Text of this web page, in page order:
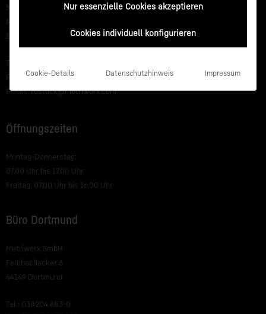
Metriworx GmbH
Neu Roggentiner Straße 61
18184 Rostock/Roggentin
Fax: 038204 683-205
E-Mail:rostock@metriworx.com
Öffnungszeiten
Montag-Donnerstag:
07.00 Uhr bis 17.00 Uhr
Freitag: 07.00 Uhr bis 16.00 Uhr
Büro Dortmund
Metriworx GmbH
Feldbachacker 6
44149 Dortmund
Tel.: 038204 683-0
Nur essenzielle Cookies akzeptieren
Cookies individuell konfigurieren
Cookie-Details Datenschutzhinweis Impressum